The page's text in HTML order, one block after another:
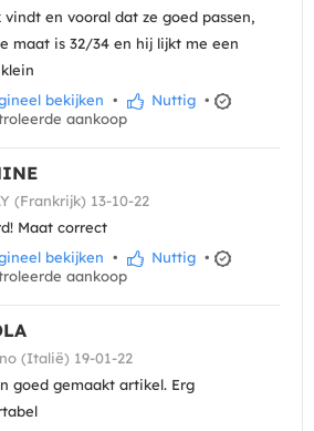
vindt en vooral dat ze goed passen,
maat is 32/34 en hij lijkt me een
bekijken • Nuttig •
aankoop
(Frankrijk) 13-10-22
Maat correct
bekijken • Nuttig •
aankoop
(Italië) 19-01-22
goed gemaakt artikel. Erg